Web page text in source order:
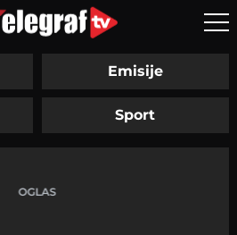
Emisije
Sport